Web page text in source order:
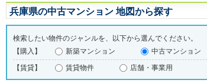
兵庫県の中古マンション 地図から探す
検索したい物件のジャンルを、以下から選んでください。
【購入】
新築マンション 中古マンション
【賃貸】
賃貸物件 店舗・事業用